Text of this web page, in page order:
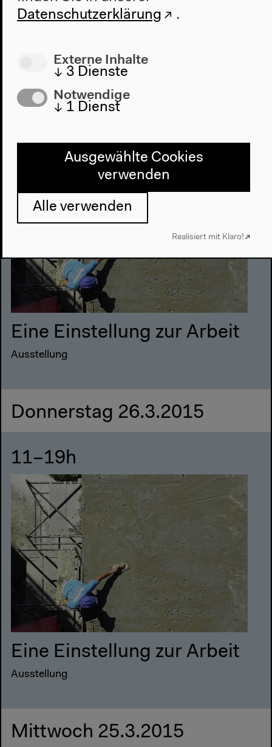
Eine Einstellung zur Arbeit
Freitag 27.3.2015
11–19h
Eine Einstellung zur Arbeit
Ausstellung
Donnerstag 26.3.2015
11–19h
Eine Einstellung zur Arbeit
Ausstellung
Mittwoch 25.3.2015
Datenschutzerklärung
.
Externe Inhalte
↓ 3 Dienste
Notwendige
↓ 1 Dienst
Ausgewählte Cookies
verwenden
Alle verwenden
Realisiert mit Klaro!